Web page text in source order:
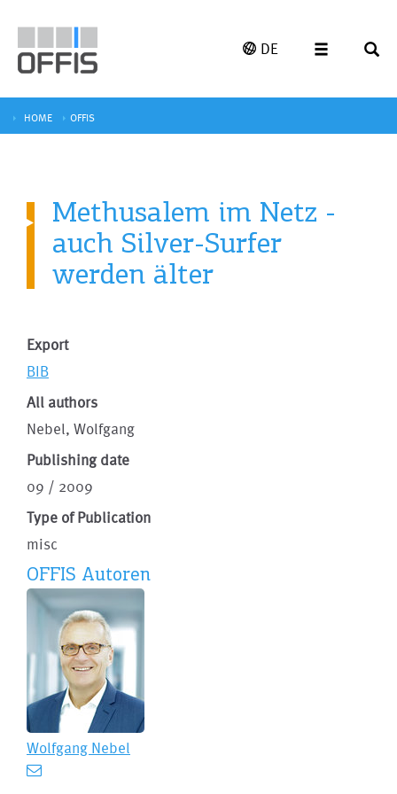
DE
HOME OFFIS
Methusalem im Netz -
auch Silver-Surfer
werden älter
Export
BIB
All authors
Nebel, Wolfgang
Publishing date
09 / 2009
Type of Publication
misc
OFFIS Autoren
Wolfgang Nebel